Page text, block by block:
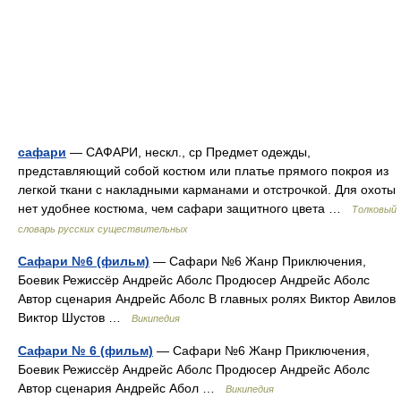
сафари — САФАРИ, нескл., ср Предмет одежды,
представляющий собой костюм или платье прямого покроя из
легкой ткани с накладными карманами и отстрочкой. Для охоты
нет удобнее костюма, чем сафари защитного цвета …
Толковый
словарь русских существительных
Сафари №6 (фильм) — Сафари №6 Жанр Приключения,
Боевик Режиссёр Андрейс Аболс Продюсер Андрейс Аболс
Автор сценария Андрейс Аболс В главных ролях Виктор Авилов
Виктор Шустов …
Википедия
Сафари № 6 (фильм) — Сафари №6 Жанр Приключения,
Боевик Режиссёр Андрейс Аболс Продюсер Андрейс Аболс
Автор сценария Андрейс Абол …
Википедия